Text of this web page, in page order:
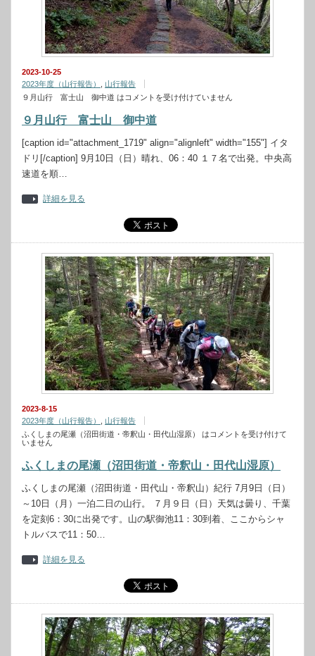
2023-10-25
2023年度（山行報告）
山行報告
９月山行 富士山 御中道 は コメントを受け付けていません
９月山行 富士山 御中道
[caption id="attachment_1719" align="alignleft" width="155"] イタ
ドリ[/caption] 9月10日（日）晴れ、06：40 １７名で出発。中央高
速道を順…
詳細を見る
2023-8-15
2023年度（山行報告）
山行報告
ふくしまの尾瀬（沼田街道・帝釈山・田代山湿原） は コメントを受け付けて
いません
ふくしまの尾瀬（沼田街道・帝釈山・田代山湿原）
ふくしまの尾瀬（沼田街道・田代山・帝釈山）紀行 7月9日（日）
～10日（月）一泊二日の山行。 ７月９日（日）天気は曇り、千葉
を定刻6：30に出発です。山の駅御池11：30到着、ここからシャ
トルバスで11：50…
詳細を見る